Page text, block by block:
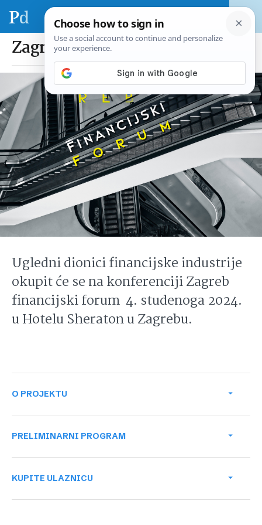
Zagreb financijski forum 2024.
Ugledni dionici financijske industrije
okupit će se na konferenciji Zagreb
financijski forum 4. studenoga 2024.
u Hotelu Sheraton u Zagrebu.
O PROJEKTU
Zagreb bankarsko i financijsko
PRELIMINARNI PROGRAM
10:00
Pozdravna obraćanja
KUPITE ULAZNICU